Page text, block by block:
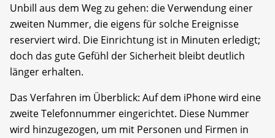
Unbill aus dem Weg zu gehen: die Verwendung einer
zweiten Nummer, die eigens für solche Ereignisse
reserviert wird. Die Einrichtung ist in Minuten erledigt;
doch das gute Gefühl der Sicherheit bleibt deutlich
länger erhalten.
Das Verfahren im Überblick: Auf dem iPhone wird eine
zweite Telefonnummer eingerichtet. Diese Nummer
wird hinzugezogen, um mit Personen und Firmen in